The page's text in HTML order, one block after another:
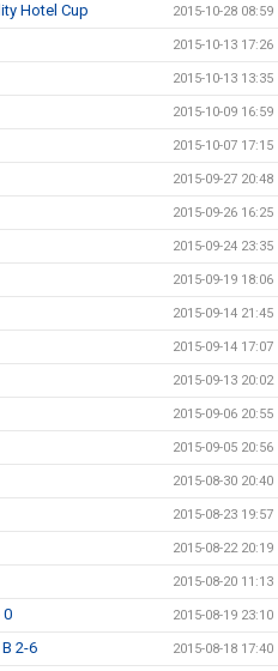
Hotel Cup 2015-10-28 08:59
2015-10-13 17:26
2015-10-13 13:35
2015-10-09 16:59
2015-10-07 17:15
2015-09-27 20:48
2015-09-26 16:25
2015-09-24 23:35
2015-09-19 18:06
2015-09-14 21:45
2015-09-14 17:07
2015-09-13 20:02
2015-09-06 20:55
2015-09-05 20:56
2015-08-30 20:40
2015-08-23 19:57
2015-08-22 20:19
2015-08-20 11:13
0 2015-08-19 23:10
2-6 2015-08-18 17:40